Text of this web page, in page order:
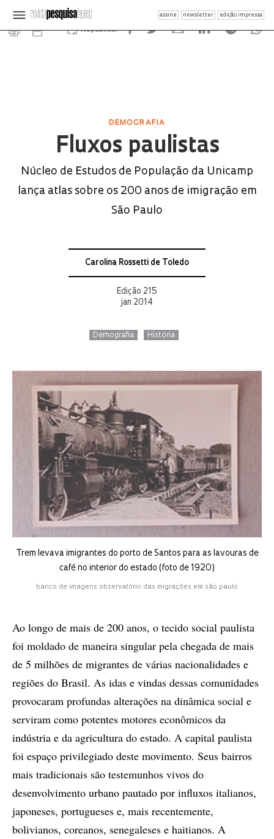
assine newsletter edição impressa
Republicar
DEMOGRAFIA
Fluxos paulistas
Núcleo de Estudos de População da Unicamp
lança atlas sobre os 200 anos de imigração em
São Paulo
Carolina Rossetti de Toledo
Edição 215
jan 2014
Demografia História
Trem levava imigrantes do porto de Santos para as lavouras de
café no interior do estado (foto de 1920)
banco de imagens observatório das migrações em são paulo
Ao longo de mais de 200 anos, o tecido social paulista
foi moldado de maneira singular pela chegada de mais
de 5 milhões de migrantes de várias nacionalidades e
regiões do Brasil. As idas e vindas dessas comunidades
provocaram profundas alterações na dinâmica social e
serviram como potentes motores econômicos da
indústria e da agricultura do estado. A capital paulista
foi espaço privilegiado deste movimento. Seus bairros
mais tradicionais são testemunhos vivos do
desenvolvimento urbano pautado por influxos italianos,
japoneses, portugueses e, mais recentemente,
bolivianos, coreanos, senegaleses e haitianos. A